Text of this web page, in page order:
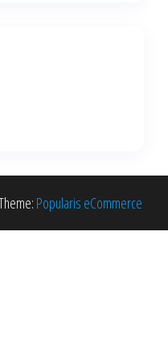
Popularis eCommerce